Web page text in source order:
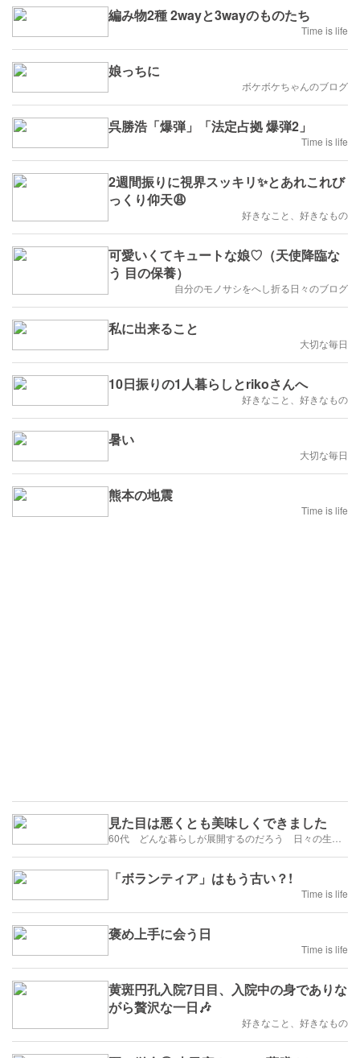
編み物2種 2wayと3wayのものたち
Time is life
娘っちに
ボケボケちゃんのブログ
呉勝浩「爆弾」「法定占拠 爆弾2」
Time is life
2週間振りに視界スッキリ✨とあれこれび
っくり仰天😩
好きなこと、好きなもの
可愛いくてキュートな娘♡（天使降臨な
う 目の保養）
自分のモノサシをへし折る日々のブログ
私に出来ること
大切な毎日
10日振りの1人暮らしとrikoさんへ
好きなこと、好きなもの
暑い
大切な毎日
熊本の地震
Time is life
見た目は悪くとも美味しくできました
「ボランティア」はもう古い？!
Time is life
褒め上手に会う日
Time is life
黄斑円孔入院7日目、入院中の身でありな
がら贅沢な一日🎶
好きなこと、好きなもの